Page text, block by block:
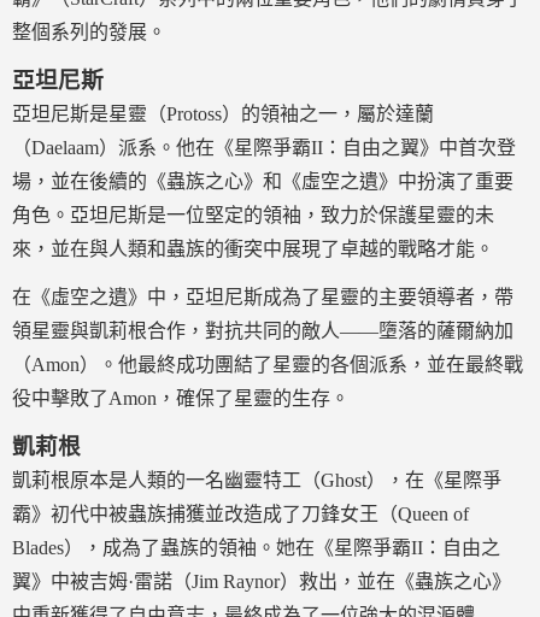
整個系列的發展。
亞坦尼斯
亞坦尼斯是星靈（Protoss）的領袖之一，屬於達蘭
（Daelaam）派系。他在《星際爭霸II：自由之翼》中首次登
場，並在後續的《蟲族之心》和《虛空之遺》中扮演了重要
角色。亞坦尼斯是一位堅定的領袖，致力於保護星靈的未
來，並在與人類和蟲族的衝突中展現了卓越的戰略才能。
在《虛空之遺》中，亞坦尼斯成為了星靈的主要領導者，帶
領星靈與凱莉根合作，對抗共同的敵人——墮落的薩爾納加
（Amon）。他最終成功團結了星靈的各個派系，並在最終戰
役中擊敗了Amon，確保了星靈的生存。
凱莉根
凱莉根原本是人類的一名幽靈特工（Ghost），在《星際爭
霸》初代中被蟲族捕獲並改造成了刀鋒女王（Queen of
Blades），成為了蟲族的領袖。她在《星際爭霸II：自由之
翼》中被吉姆·雷諾（Jim Raynor）救出，並在《蟲族之心》